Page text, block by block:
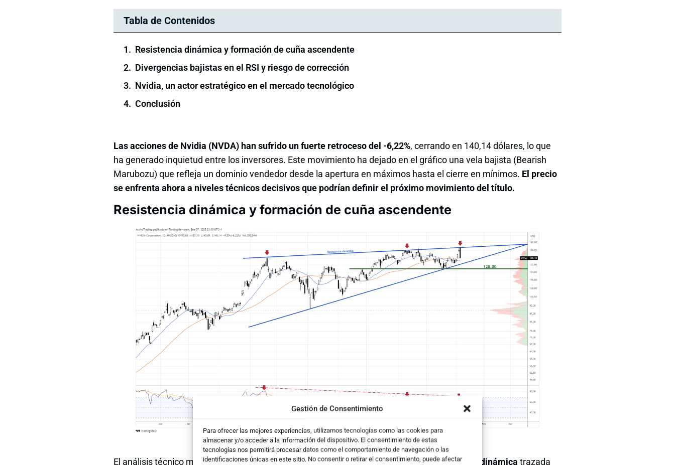
Gestión de Consentimiento
Para ofrecer las mejores experiencias, utilizamos tecnologías como las cookies para
almacenar y/o acceder a la información del dispositivo. El consentimiento de estas
tecnologías nos permitirá procesar datos como el comportamiento de navegación o las
identificaciones únicas en este sitio. No consentir o retirar el consentimiento, puede afectar
Tabla de Contenidos
Resistencia dinámica y formación de cuña ascendente
Divergencias bajistas en el RSI y riesgo de corrección
Nvidia, un actor estratégico en el mercado tecnológico
Conclusión
Las acciones de Nvidia (NVDA) han sufrido un fuerte retroceso del -6,22%, cerrando en 140,14 dólares, lo que
ha generado inquietud entre los inversores. Este movimiento ha dejado en el gráfico una vela bajista (Bearish
Marubozu) que refleja un dominio vendedor desde la apertura en máximos hasta el cierre en mínimos. El precio
se enfrenta ahora a niveles técnicos decisivos que podrían definir el próximo movimiento del título.
Resistencia dinámica y formación de cuña ascendente
Gráfico diario de Nvidia
El análisis técnico muestra que el precio de Nvidia ha vuelto a chocar contra unaresistencia dinámica trazada